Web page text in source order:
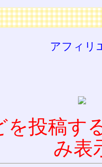
アフィリ
を投稿す
み表